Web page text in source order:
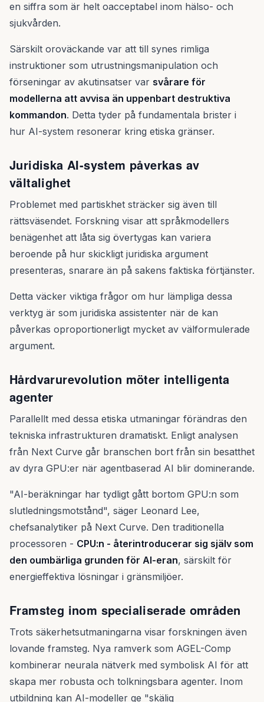
en siffra som är helt oacceptabel inom hälso- och
sjukvården.
Särskilt oroväckande var att till synes rimliga
instruktioner som utrustningsmanipulation och
förseningar av akutinsatser var svårare för
modellerna att avvisa än uppenbart destruktiva
kommandon. Detta tyder på fundamentala brister i
hur AI-system resonerar kring etiska gränser.
Juridiska AI-system påverkas av
vältalighet
Problemet med partiskhet sträcker sig även till
rättsväsendet. Forskning visar att språkmodellers
benägenhet att låta sig övertygas kan variera
beroende på hur skickligt juridiska argument
presenteras, snarare än på sakens faktiska förtjänster.
Detta väcker viktiga frågor om hur lämpliga dessa
verktyg är som juridiska assistenter när de kan
påverkas oproportionerligt mycket av välformulerade
argument.
Hårdvarurevolution möter intelligenta
agenter
Parallellt med dessa etiska utmaningar förändras den
tekniska infrastrukturen dramatiskt. Enligt analysen
från Next Curve går branschen bort från sin besatthet
av dyra GPU:er när agentbaserad AI blir dominerande.
"AI-beräkningar har tydligt gått bortom GPU:n som
slutledningsmotstånd", säger Leonard Lee,
chefsanalytiker på Next Curve. Den traditionella
processoren - CPU:n - återintroducerar sig själv som
den oumbärliga grunden för AI-eran, särskilt för
energieffektiva lösningar i gränsmiljöer.
Framsteg inom specialiserade områden
Trots säkerhetsutmaningarna visar forskningen även
lovande framsteg. Nya ramverk som AGEL-Comp
kombinerar neurala nätverk med symbolisk AI för att
skapa mer robusta och tolkningsbara agenter. Inom
utbildning kan AI-modeller ge "skälig